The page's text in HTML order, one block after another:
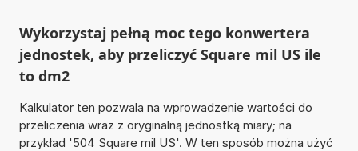
Wykorzystaj pełną moc tego konwertera
jednostek, aby przeliczyć Square mil US ile
to dm2
Kalkulator ten pozwala na wprowadzenie wartości do
przeliczenia wraz z oryginalną jednostką miary; na
przykład '504 Square mil US'. W ten sposób można użyć